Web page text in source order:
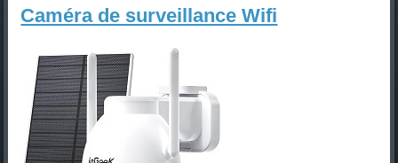
Caméra de surveillance Wifi